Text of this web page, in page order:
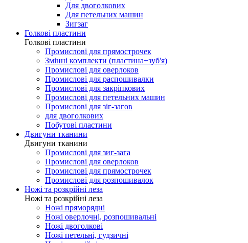
Крокуючі
Для оверлоков
Для распошивалок
Для двоголкових
Для петельних машин
Зигзаг
Голкові пластини
Голкові пластини
Промислові для прямострочек
Змінні комплекти (пластина+зуб'я)
Промислові для оверлоков
Промислові для распошивалки
Промислові для закріпкових
Промислові для петельних машин
Промислові для зіг-загов
для двоголкових
Побутові пластини
Двигуни тканини
Двигуни тканини
Промислові для зиг-зага
Промислові для оверлоков
Промислові для прямострочек
Промислові для розпошивалок
Ножі та розкрійні леза
Ножі та розкрійні леза
Ножі пряморядні